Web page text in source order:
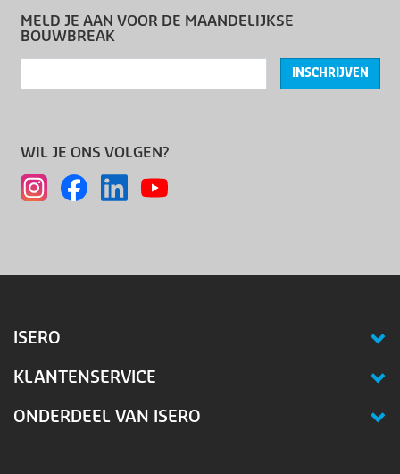
MELD JE AAN VOOR DE MAANDELIJKSE
BOUWBREAK
INSCHRIJVEN
WIL JE ONS VOLGEN?
ISERO
KLANTENSERVICE
ONDERDEEL VAN ISERO